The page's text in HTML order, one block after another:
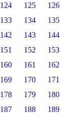
124 125 126
133 134 135
142 143 144
151 152 153
160 161 162
169 170 171
178 179 180
187 188 189